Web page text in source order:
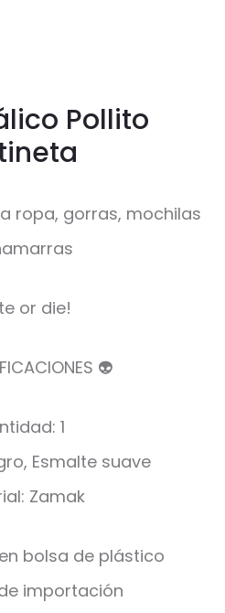
Pollito
ropa, gorras, mochilas
or die!
👽
1
Esmalte suave
Zamak
bolsa de plástico
importación